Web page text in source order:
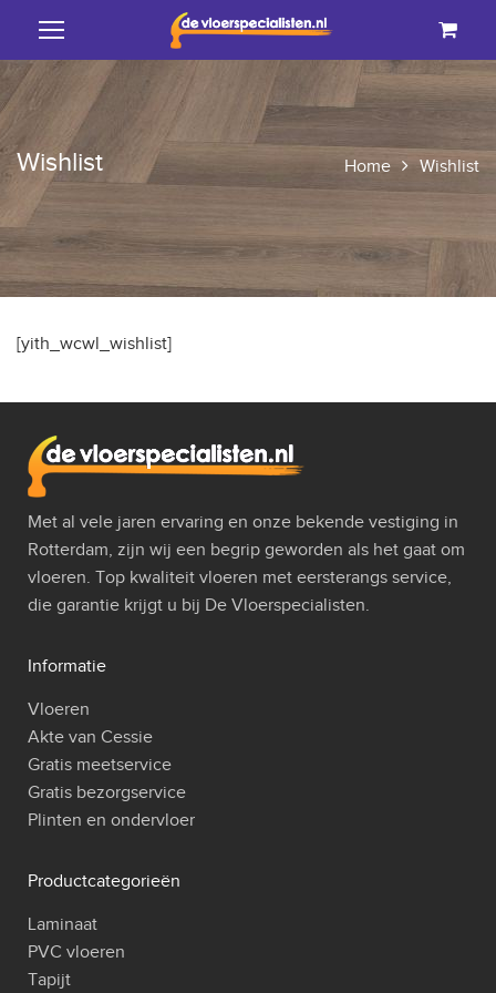
Wishlist Home Wishlist
[yith_wcwl_wishlist]
Met al vele jaren ervaring en onze bekende vestiging in
Rotterdam, zijn wij een begrip geworden als het gaat om
vloeren. Top kwaliteit vloeren met eersterangs service,
die garantie krijgt u bij De Vloerspecialisten.
Informatie
Vloeren
Akte van Cessie
Gratis meetservice
Gratis bezorgservice
Plinten en ondervloer
Productcategorieën
Laminaat
PVC vloeren
Tapijt